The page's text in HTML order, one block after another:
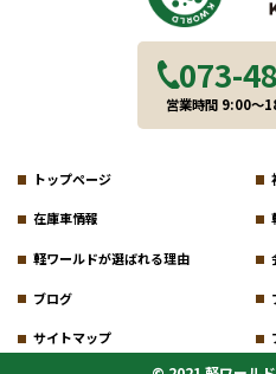
073-
営業時間 9:00～
トップページ
在庫車情報
軽ワールドが選ばれる理由
ブログ
サイトマップ